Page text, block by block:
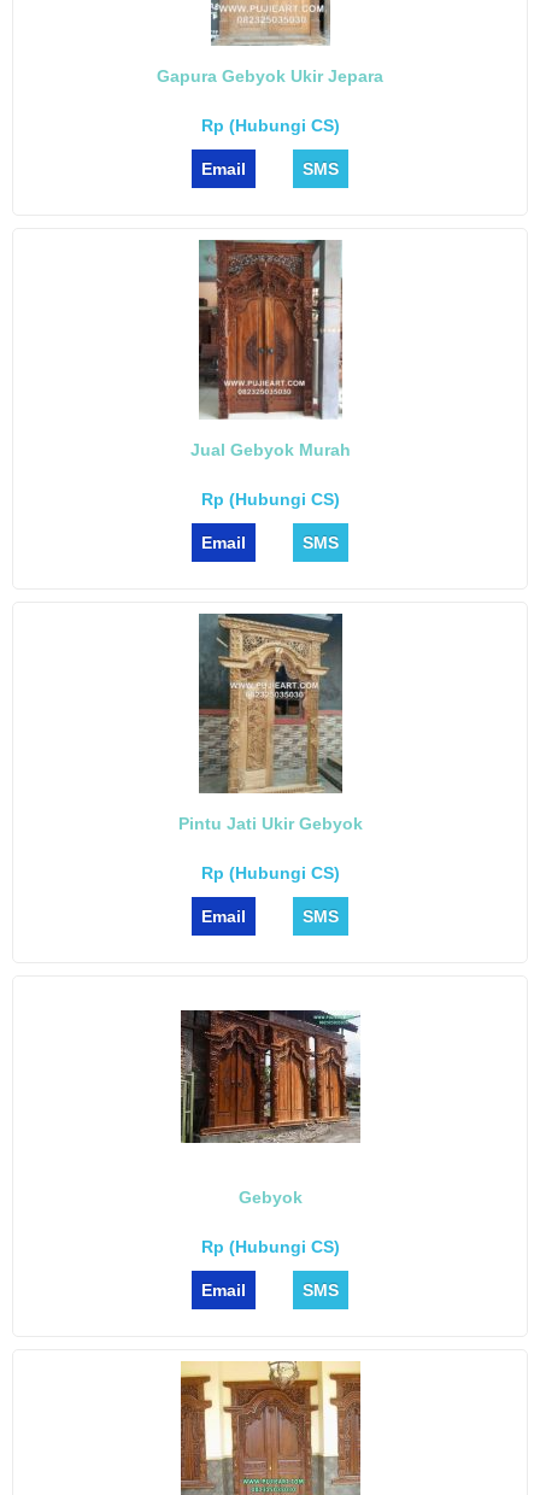
Gapura Gebyok Ukir Jepara
Rp (Hubungi CS)
Email SMS
Jual Gebyok Murah
Rp (Hubungi CS)
Email SMS
Pintu Jati Ukir Gebyok
Rp (Hubungi CS)
Email SMS
Gebyok
Rp (Hubungi CS)
Email SMS